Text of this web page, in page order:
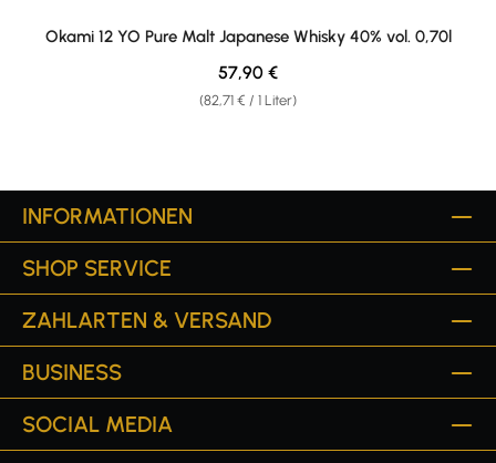
Okami 12 YO Pure Malt Japanese Whisky 40% vol. 0,70l
(82,71 € / 1 Liter)
Regulärer Preis:
57,90 €
INFORMATIONEN
SHOP SERVICE
ZAHLARTEN & VERSAND
BUSINESS
SOCIAL MEDIA